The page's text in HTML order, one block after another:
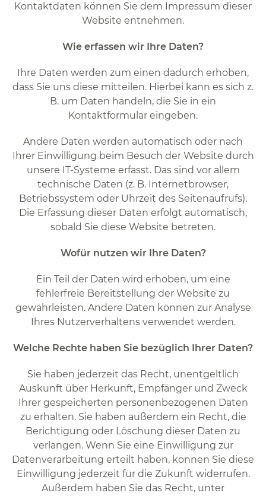
Kontaktdaten können Sie dem Impressum dieser
Website entnehmen.
Wie erfassen wir Ihre Daten?
Ihre Daten werden zum einen dadurch erhoben,
dass Sie uns diese mitteilen. Hierbei kann es sich z.
B. um Daten handeln, die Sie in ein
Kontaktformular eingeben.
Andere Daten werden automatisch oder nach
Ihrer Einwilligung beim Besuch der Website durch
unsere IT-Systeme erfasst. Das sind vor allem
technische Daten (z. B. Internetbrowser,
Betriebssystem oder Uhrzeit des Seitenaufrufs).
Die Erfassung dieser Daten erfolgt automatisch,
sobald Sie diese Website betreten.
Wofür nutzen wir Ihre Daten?
Ein Teil der Daten wird erhoben, um eine
fehlerfreie Bereitstellung der Website zu
gewährleisten. Andere Daten können zur Analyse
Ihres Nutzerverhaltens verwendet werden.
Welche Rechte haben Sie bezüglich Ihrer Daten?
Sie haben jederzeit das Recht, unentgeltlich
Auskunft über Herkunft, Empfänger und Zweck
Ihrer gespeicherten personenbezogenen Daten
zu erhalten. Sie haben außerdem ein Recht, die
Berichtigung oder Löschung dieser Daten zu
verlangen. Wenn Sie eine Einwilligung zur
Datenverarbeitung erteilt haben, können Sie diese
Einwilligung jederzeit für die Zukunft widerrufen.
Außerdem haben Sie das Recht, unter